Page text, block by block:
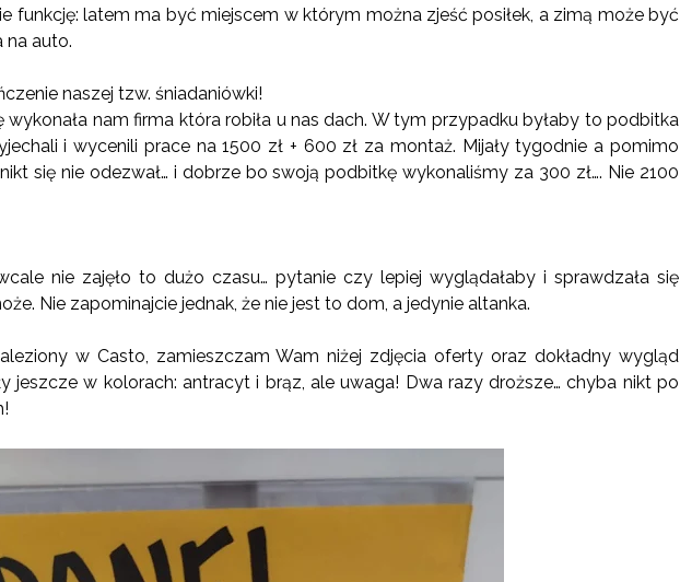
funkcję: latem ma być miejscem w którym można zjeść posiłek, a zimą może być
na auto.
naszej tzw. śniadaniówki!
nam firma która robiła u nas dach. W tym przypadku byłaby to podbitka
i wycenili prace na 1500 zł + 600 zł za montaż. Mijały tygodnie a pomimo
się nie odezwał… i dobrze bo swoją podbitkę wykonaliśmy za 300 zł…. Nie 2100
nie zajęło to dużo czasu… pytanie czy lepiej wyglądałaby i sprawdzała się
Nie zapominajcie jednak, że nie jest to dom, a jedynie altanka.
w Casto, zamieszczam Wam niżej zdjęcia oferty oraz dokładny wygląd
jeszcze w kolorach: antracyt i brąz, ale uwaga! Dwa razy droższe… chyba nikt po